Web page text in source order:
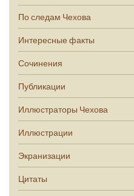
По следам Чехова
Интересные факты
Сочинения
Публикации
Иллюстраторы Чехова
Иллюстрации
Экранизации
Цитаты